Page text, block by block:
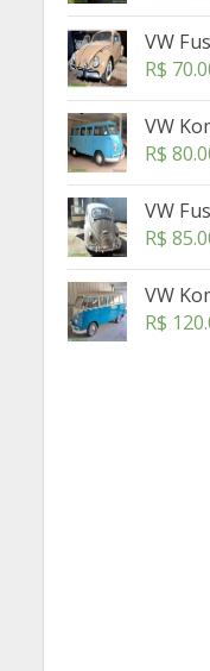
VW
R$
VW
R$
VW
R$
VW
R$